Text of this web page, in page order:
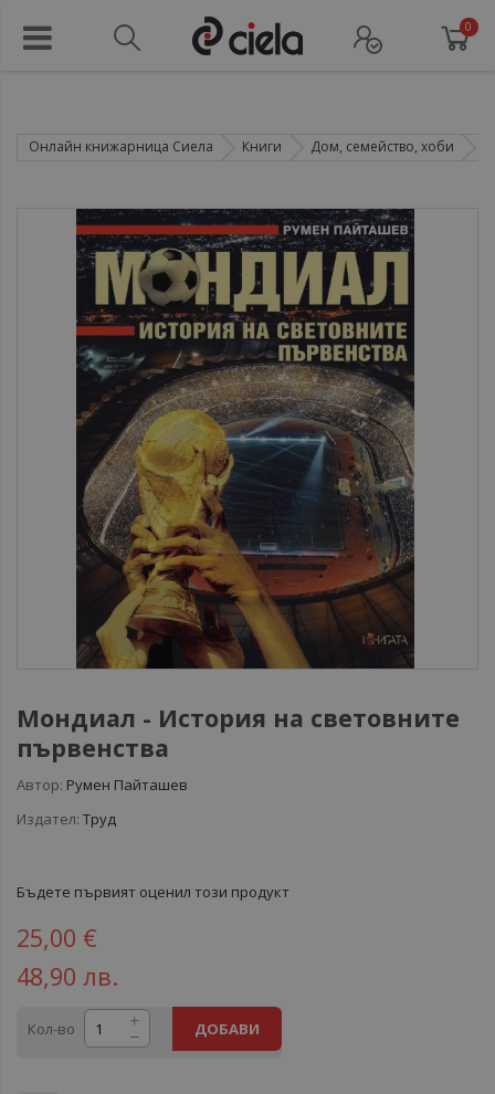
0
Онлайн книжарница Сиела Книги Дом, семейство, хоби
Мондиал - История на световните
първенства
Автор: Румен Пайташев
Издател: Труд
Бъдете първият оценил този продукт
25,00 €
48,90 лв.
Кол-во ДОБАВИ